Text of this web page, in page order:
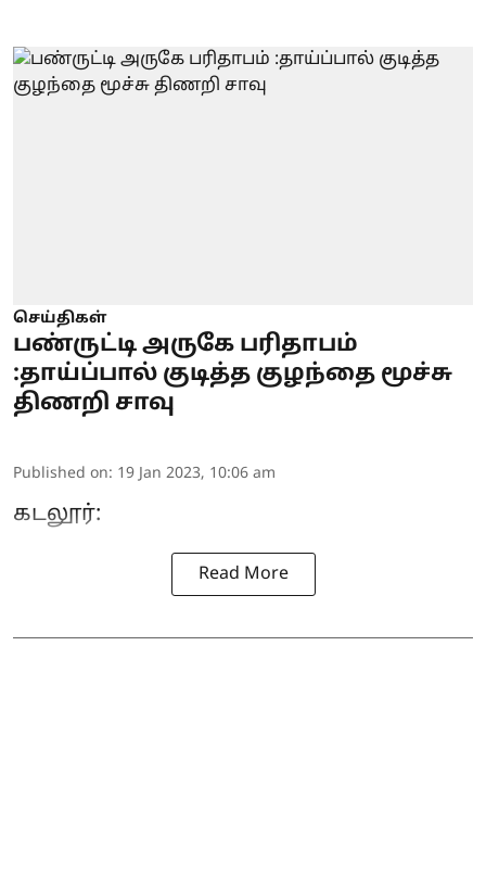
செய்திகள்
பண்ருட்டி அருகே பரிதாபம்
:தாய்ப்பால் குடித்த குழந்தை மூச்சு
திணறி சாவு
Published on: 19 Jan 2023, 10:06 am
கடலூர்:
Read More